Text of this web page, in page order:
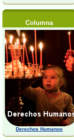
Columna
Derechos Humanos